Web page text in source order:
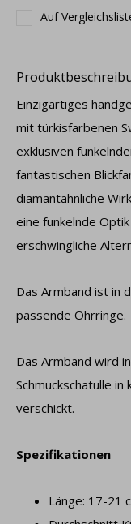
Auf
Einzigartiges
mit türkisfarbenen
exklusiven
fantastischen
diamantähnliche
eine funkelnde
erschwingliche
Das Armband ist in
passende Ohrringe.
Das Armband wird
Schmuckschatulle
verschickt.
Spezifikationen
Länge: 17-21